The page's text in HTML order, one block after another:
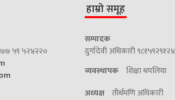
५९ ५२४२२०
हाम्रो समूह
सम्पादक
दुर्गादेवी अधिकारी ९८१५९२९१२४
व्यवस्थापक शिक्षा थपलिया
अध्यक्ष तीर्थमणि अधिकारी